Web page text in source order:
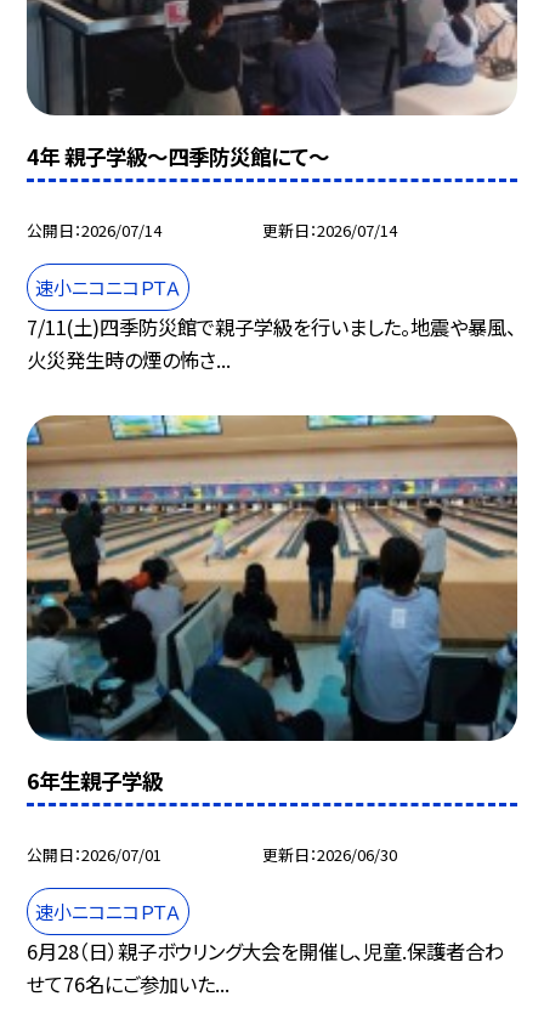
4年 親子学級～四季防災館にて～
公開日 2026/07/14 更新日 2026/07/14
速小ニコニコＰＴＡ
7/11(土)四季防災館で親子学級を行いました。地震や暴風、
火災発生時の煙の怖さ...
6年生親子学級
公開日 2026/07/01 更新日 2026/06/30
速小ニコニコＰＴＡ
6月28（日）親子ボウリング大会を開催し、児童.保護者合わ
せて76名にご参加いた...